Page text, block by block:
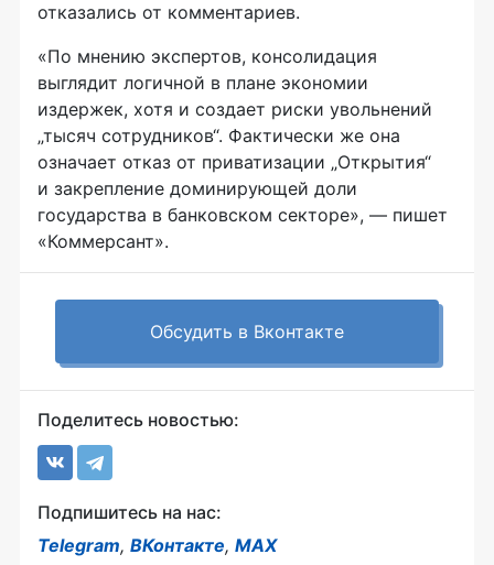
отказались от комментариев.
«По мнению экспертов, консолидация
выглядит логичной в плане экономии
издержек, хотя и создает риски увольнений
„тысяч сотрудников“. Фактически же она
означает отказ от приватизации „Открытия“
и закрепление доминирующей доли
государства в банковском секторе», — пишет
«Коммерсант».
Обсудить в Вконтакте
Поделитесь новостью:
Подпишитесь на нас:
Telegram, ВКонтакте, MAX